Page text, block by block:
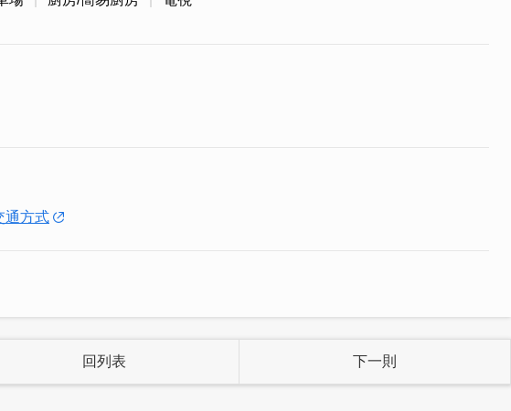
，讓長輩及行李多的旅客能輕鬆上下樓，全家出遊也不需擔
！
通方式
回列表 下一則